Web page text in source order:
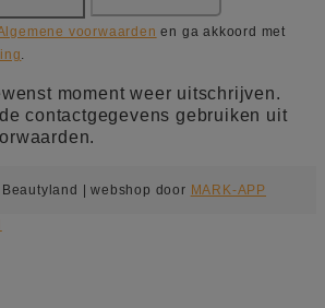
voorwaarden en ga akkoord met
moment weer uitschrijven.
contactgegevens gebruiken uit
| webshop door MARK-APP